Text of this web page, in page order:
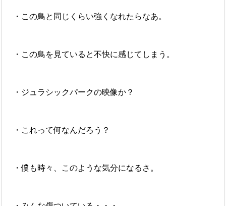
・この鳥と同じくらい強くなれたらなあ。
・この鳥を見ていると不快に感じてしまう。
・ジュラシックパークの映像か？
・これって何なんだろう？
・僕も時々、このような気分になるさ。